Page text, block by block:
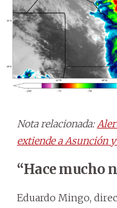
Nota relacionada:
extiende a Asunción
“Hace mucho
Eduardo Mingo,